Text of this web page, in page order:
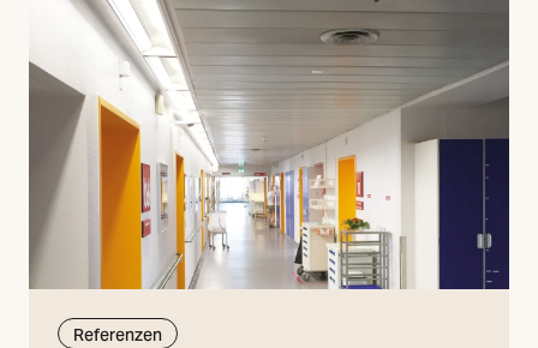
Referenzen